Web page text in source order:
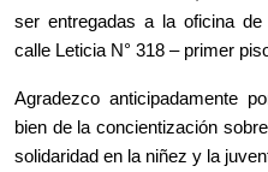
ser entregadas a la oficina
calle Leticia N° 318 – primer
Agradezco anticipadamente
bien de la concientización
solidaridad en la niñez y la